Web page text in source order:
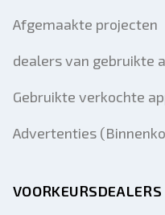
Afgemaakte projecten
dealers van gebruikte
Gebruikte verkochte
Advertenties
VOORKEURSDEALERS